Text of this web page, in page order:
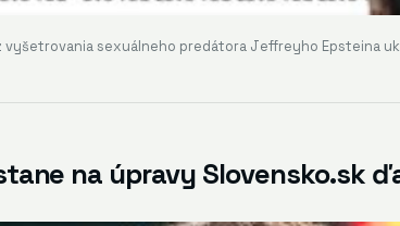
sexuálneho predátora Jeffreyho Epsteina
na úpravy Slovensko.sk